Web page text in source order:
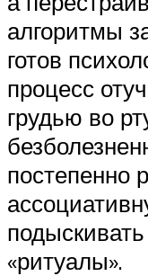
алгоритмы
готов
процесс
грудью во
постепенно
«ритуалы».